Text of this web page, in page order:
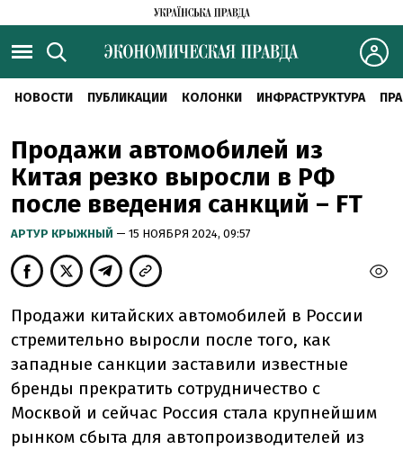
НОВОСТИ ПУБЛИКАЦИИ КОЛОНКИ ИНФРАСТРУКТУРА
Продажи автомобилей из
Китая резко выросли в РФ
после введения санкций – FT
АРТУР КРЫЖНЫЙ — 15 НОЯБРЯ 2024, 09:57
Продажи китайских автомобилей в России
стремительно выросли после того, как
западные санкции заставили известные
бренды прекратить сотрудничество с
Москвой и сейчас Россия стала крупнейшим
рынком сбыта для автопроизводителей из